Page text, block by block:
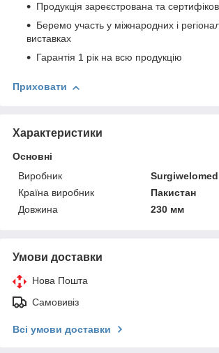
Продукція зареєстрована та
Беремо участь у міжнародних і
виставках
Гарантія 1 рік на всю продукцію
Приховати
Характеристики
Основні
Виробник
Surgiwelomed
Країна виробник
Пакистан
Довжина
230 мм
Умови доставки
Нова Пошта
Самовивіз
Всі умови доставки